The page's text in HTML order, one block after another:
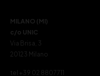
MILANO (MI)
c/o UNIC
Via Brisa, 3
20123 Milano
tel +39 02 8807711